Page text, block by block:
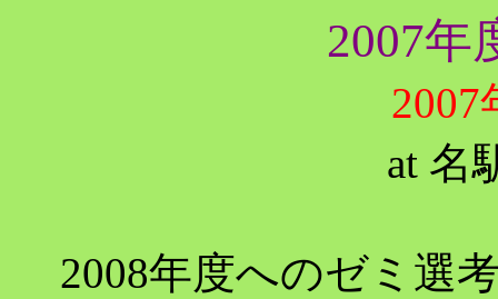
2007年
2007
at 名
2008年度へのゼミ選